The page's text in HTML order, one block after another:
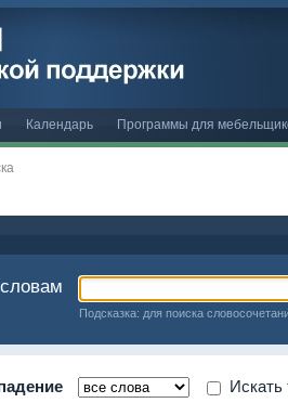
Календарь Программы для
Подсказка: для поиска
Искать